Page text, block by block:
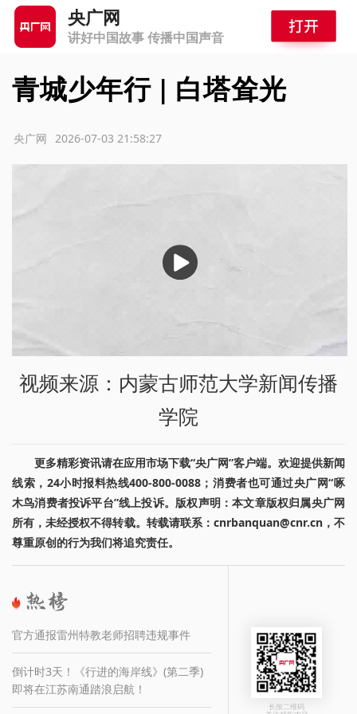
央广网
讲好中国故事 传播中国声音
青城少年行 | 白塔耸光
2026-07-03 21:58:27
央广网
播
放
视频来源：内蒙古师范大学新闻传播
学院
更多精彩资讯请在应用市场下载“央广网”客户端。欢迎提供新闻
线索，24小时报料热线400-800-0088；消费者也可通过央广网“啄
木鸟消费者投诉平台”线上投诉。版权声明：本文章版权归属央广网
所有，未经授权不得转载。转载请联系：cnrbanquan@cnr.cn，不
尊重原创的行为我们将追究责任。
官方通报雷州特教老师招聘违规事件
倒计时3天！《行进的海岸线》(第二季)
即将在江苏南通踏浪启航！
长按二维码